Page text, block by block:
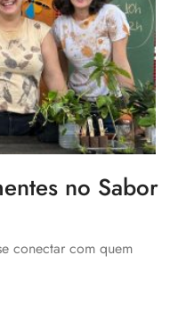
no Sabor
conectar com quem